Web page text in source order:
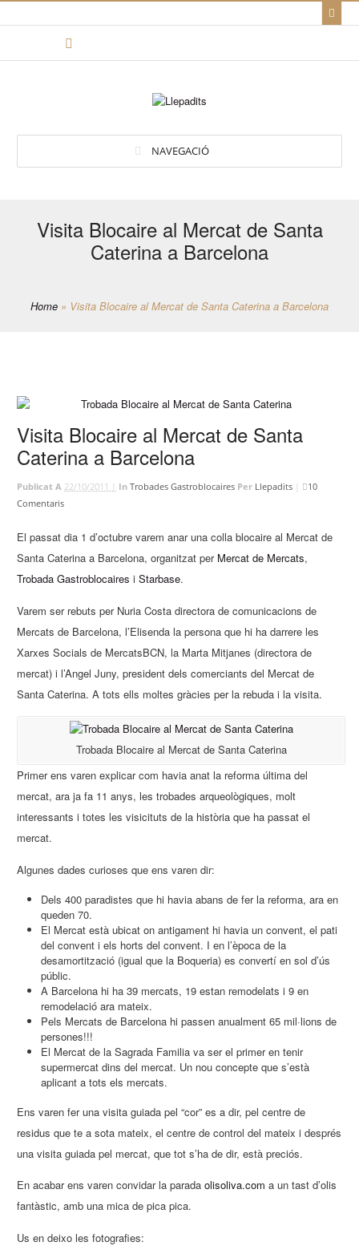
NAVEGACIÓ
Visita Blocaire al Mercat de Santa
Caterina a Barcelona
Home » Visita Blocaire al Mercat de Santa Caterina a Barcelona
Visita Blocaire al Mercat de Santa
Caterina a Barcelona
Publicat A 22/10/2011 | In Trobades Gastroblocaires Per Llepadits
10
Comentaris
El passat dia 1 d’octubre varem anar una colla blocaire al Mercat de
Santa Caterina a Barcelona, organitzat per Mercat de Mercats,
Trobada Gastroblocaires iStarbase.
Varem ser rebuts per Nuria Costa directora de comunicacions de
Mercats de Barcelona, l’Elisenda la persona que hi ha darrere les
Xarxes Socials de MercatsBCN, la Marta Mitjanes (directora de
mercat) i l’Angel Juny, president dels comerciants del Mercat de
Santa Caterina. A tots ells moltes gràcies per la rebuda i la visita.
Trobada Blocaire al Mercat de Santa Caterina
Primer ens varen explicar com havia anat la reforma última del
mercat, ara ja fa 11 anys, les trobades arqueològiques, molt
interessants i totes les visicituts de la història que ha passat el
mercat.
Algunes dades curioses que ens varen dir:
Dels 400 paradistes que hi havia abans de fer la reforma, ara en
queden 70.
El Mercat està ubicat on antigament hi havia un convent, el pati
del convent i els horts del convent. I en l’època de la
desamortització (igual que la Boqueria) es convertí en sol d’ús
públic.
A Barcelona hi ha 39 mercats, 19 estan remodelats i 9 en
remodelació ara mateix.
Pels Mercats de Barcelona hi passen anualment 65 mil·lions de
persones!!!
El Mercat de la Sagrada Familia va ser el primer en tenir
supermercat dins del mercat. Un nou concepte que s’està
aplicant a tots els mercats.
Ens varen fer una visita guiada pel “cor” es a dir, pel centre de
residus que te a sota mateix, el centre de control del mateix i després
una visita guiada pel mercat, que tot s’ha de dir, està preciós.
En acabar ens varen convidar la paradaolisoliva.com a un tast d’olis
fantàstic, amb una mica de pica pica.
Us en deixo les fotografies: